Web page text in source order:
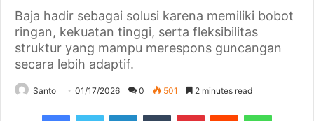
Baja hadir sebagai solusi karena memiliki bobot
ringan, kekuatan tinggi, serta fleksibilitas
struktur yang mampu merespons guncangan
secara lebih adaptif.
Santo 01/17/2026 0 501 2 minutes read
FacebookTwitter LinkedInTumblr PinterestReddit